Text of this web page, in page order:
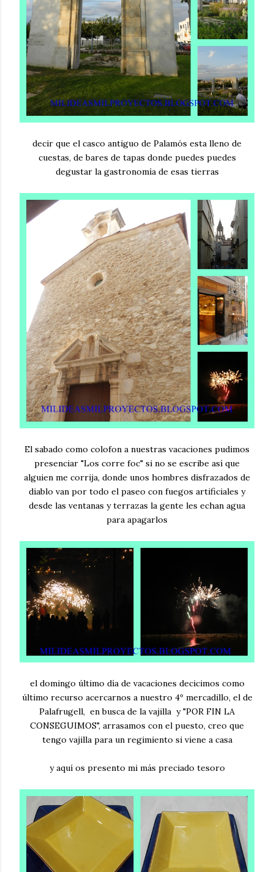
decir que el casco antiguo de Palamós esta lleno de
cuestas, de bares de tapas donde puedes puedes
degustar la gastronomía de esas tierras
El sabado como colofon a nuestras vacaciones pudimos
presenciar "Los corre foc" si no se escribe así que
alguien me corrija, donde unos hombres disfrazados de
diablo van por todo el paseo con fuegos artificiales y
desde las ventanas y terrazas la gente les echan agua
para apagarlos
el domingo último día de vacaciones decicimos como
último recurso acercarnos a nuestro 4º mercadillo, el de
Palafrugell, en busca de la vajilla y "POR FIN LA
CONSEGUIMOS", arrasamos con el puesto, creo que
tengo vajilla para un regimiento si viene a casa
y aquí os presento mi más preciado tesoro